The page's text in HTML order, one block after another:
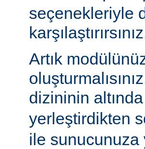
seçenekleriyle
Artık
dizininin
yerleştirdikten
ile